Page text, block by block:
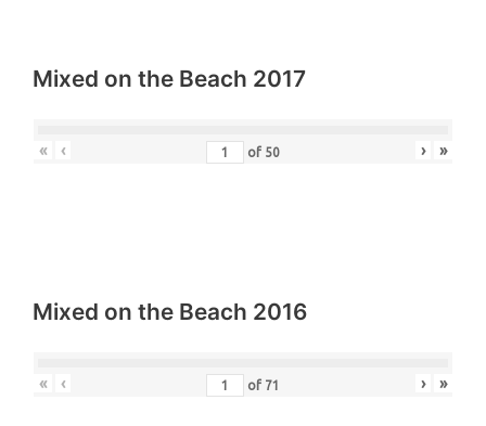
Mixed on the Beach 2017
« ‹ of 50 › »
Mixed on the Beach 2016
« ‹ of 71 › »